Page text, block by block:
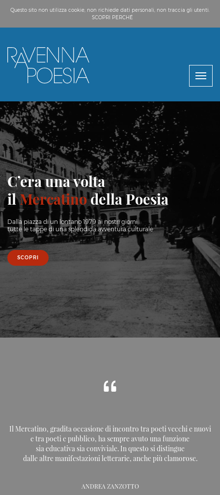
Questo sito non utilizza cookie, non richiede dati personali, non traccia gli utenti.
SCOPRI PERCHÉ
C’era una volta
ilMercatinodella Poesia
Dalla piazza di un lontano 1979 ai nostri giorni
tutte le tappe di una splendida avventura culturale
SCOPRI
Il Mercatino, gradita occasione di incontro tra poeti vecchi e nuovi
e tra poeti e pubblico, ha sempre avuto una funzione
sia educativa sia conviviale. In questo si distingue
dalle altre manifestazioni letterarie, anche più clamorose.
ANDREA ZANZOTTO